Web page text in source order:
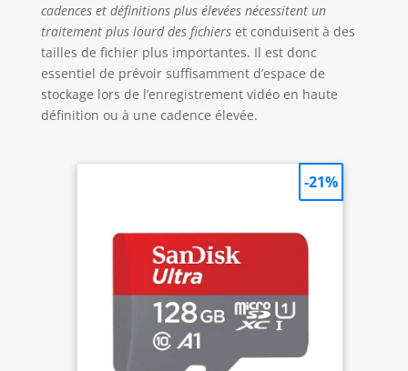
cadences et définitions plus élevées nécessitent un
traitement plus lourd des fichierset conduisent à des
tailles de fichier plus importantes. Il est donc
essentiel de prévoir suffisamment d’espace de
stockage lors de l’enregistrement vidéo en haute
définition ou à une cadence élevée.
-21%